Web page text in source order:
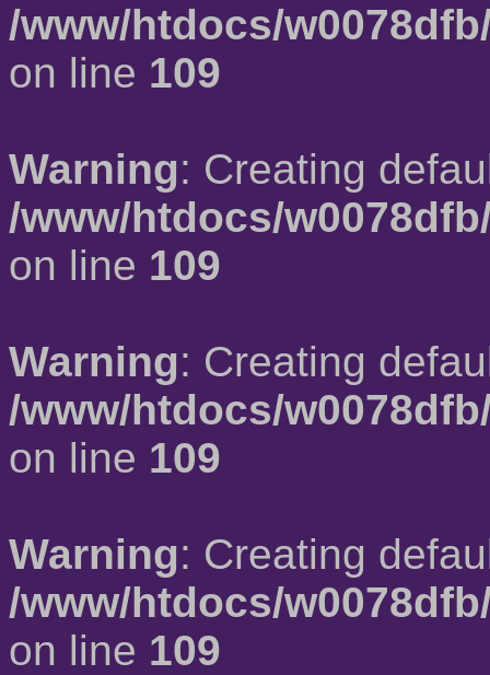
/www/htdocs/
on line 109
Warning: Creating
/www/htdocs/
on line 109
Warning: Creating
/www/htdocs/
on line 109
Warning: Creating
/www/htdocs/
on line 109